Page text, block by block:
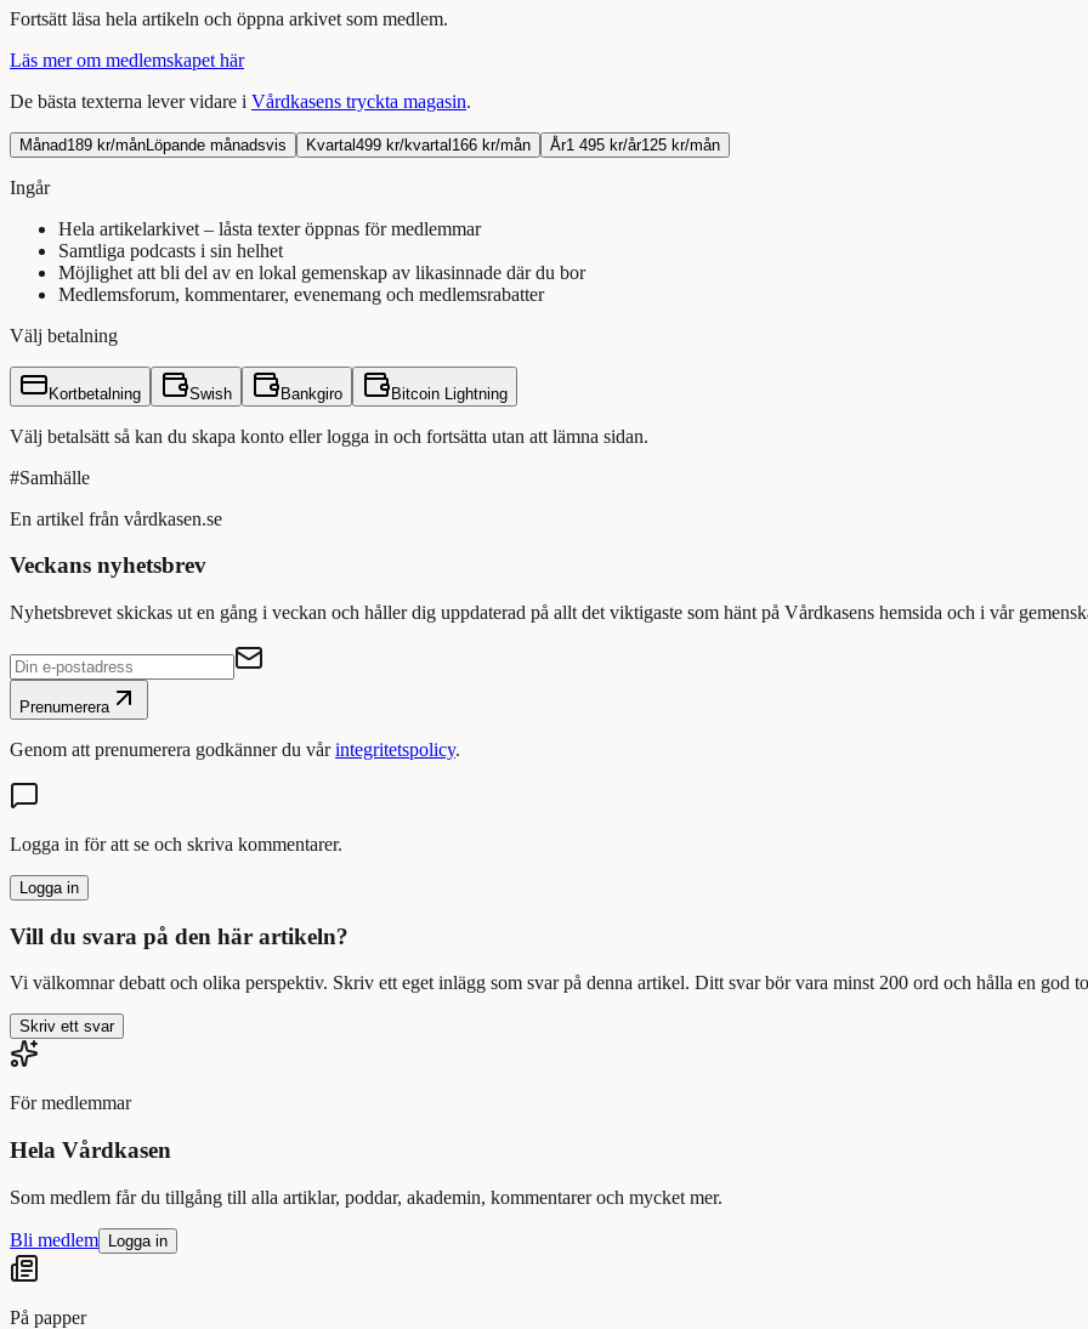
Fortsätt läsa hela artikeln och öppna arkivet som medlem.
Läs mer om medlemskapet här
De bästa texterna lever vidare i Vårdkasens tryckta magasin.
Månad189 kr/månLöpande månadsvis Kvartal499 kr/kvartal166 kr/mån År1 495 kr/år125 kr/mån
Ingår
Hela artikelarkivet – låsta texter öppnas för medlemmar
Samtliga podcasts i sin helhet
Möjlighet att bli del av en lokal gemenskap av likasinnade där du bor
Medlemsforum, kommentarer, evenemang och medlemsrabatter
Välj betalning
Kortbetalning Swish Bankgiro Bitcoin Lightning
Välj betalsätt så kan du skapa konto eller logga in och fortsätta utan att lämna sidan.
#Samhälle
En artikel från vårdkasen.se
Veckans nyhetsbrev
Nyhetsbrevet skickas ut en gång i veckan och håller dig uppdaterad på allt det viktigaste som hänt på Vårdkasens hemsida och i vår
Prenumerera
Genom att prenumerera godkänner du vår integritetspolicy.
Logga in för att se och skriva kommentarer.
Logga in
Vill du svara på den här artikeln?
Vi välkomnar debatt och olika perspektiv. Skriv ett eget inlägg som svar på denna artikel. Ditt svar bör vara minst 200 ord och hålla en god
Skriv ett svar
För medlemmar
Hela Vårdkasen
Som medlem får du tillgång till alla artiklar, poddar, akademin, kommentarer och mycket mer.
Bli medlem Logga in
På papper